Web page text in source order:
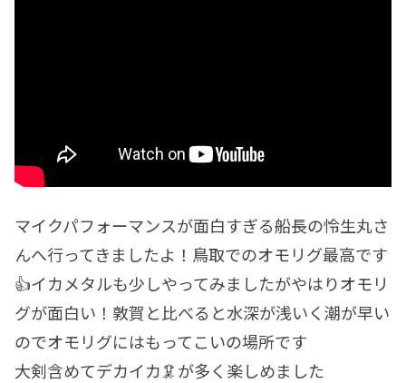
マイクパフォーマンスが面白すぎる船長の怜生丸さ
んへ行ってきましたよ！鳥取でのオモリグ最高です
👍イカメタルも少しやってみましたがやはりオモリ
グが面白い！敦賀と比べると水深が浅いく潮が早い
のでオモリグにはもってこいの場所です
大剣含めてデカイカ🦑が多く楽しめました